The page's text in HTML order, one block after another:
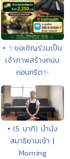
• ✨ขอเชิญร่วมเป็น
เจ้าภาพสร้างถนน
คอนกรีต✨
• (5 นาที) นำนั่ง
สมาธิยามเช้า |
Morning